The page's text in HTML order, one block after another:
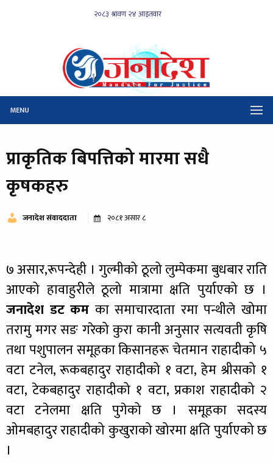
MENU
प्राकृतिक बिपत्तिको मारमा सधै
कृषकहरु
जनादेश संवाददाता २०८१ असार ८
७ असार,रूपन्देही । गुल्मीको ठूलो लुम्पेकमा बुधबार राति
आएको हावाहुरीले ठूलो मात्रामा क्षति पुर्याएको छ ।
जनादेश डट कम का समाचारदाता रमा पन्थीले खोमा
तरामु मगर सङ गरेको कुरा कानी अनुसार सत्यवती कृषि
तथा पशुपालन समूहका किसानहरू चेतमान राहादीको ५
वटा टनेल, रूकबहादुर राहादीको १ वटा, हेम श्रीसको १
वटा, टेकबहादुर राहादीको १ वटा, प्रकाश राहादीको २
वटा टनेलमा क्षति पुगेको छ । समूहका सदस्य
ओमबहादुर राहादीको कुखुराको खोरमा क्षति पुर्याएको छ
।